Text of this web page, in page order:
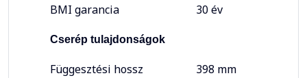
BMI garancia 30 év
Cserép tulajdonságok
Függesztési hossz
398 mm